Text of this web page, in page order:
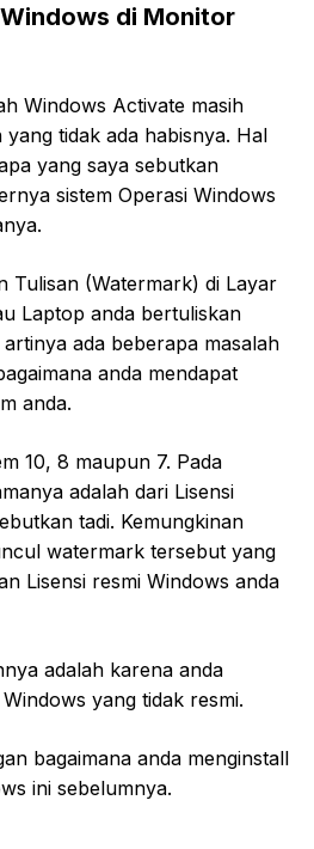
di Monitor
Windows Activate masih
tidak ada habisnya. Hal
yang saya sebutkan
sistem Operasi Windows
Tulisan (Watermark) di Layar
Laptop anda bertuliskan
ada beberapa masalah
anda mendapat
anda.
10, 8 maupun 7. Pada
adalah dari Lisensi
tadi. Kemungkinan
watermark tersebut yang
Lisensi resmi Windows anda
adalah karena anda
yang tidak resmi.
bagaimana anda menginstall
ini sebelumnya.